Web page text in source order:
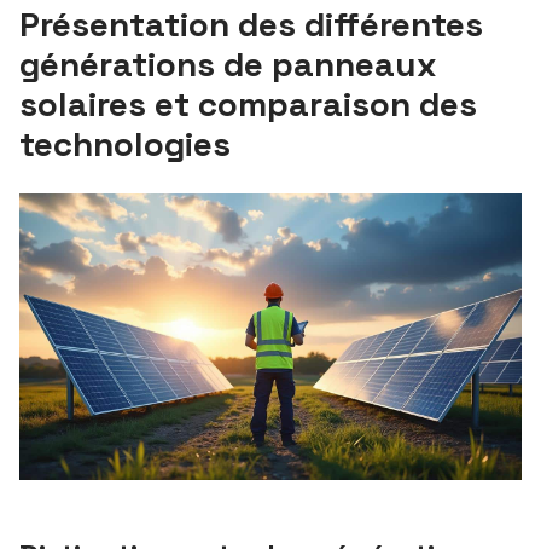
Présentation des différentes
générations de panneaux
solaires et comparaison des
technologies